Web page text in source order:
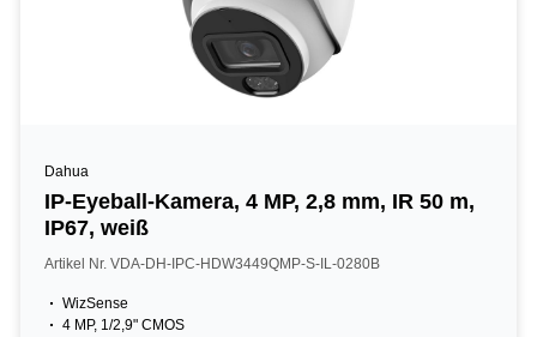
Dahua
IP-Eyeball-Kamera, 4 MP, 2,8 mm, IR 50 m,
IP67, weiß
Artikel Nr. VDA-DH-IPC-HDW3449QMP-S-IL-0280B
WizSense
4 MP, 1/2,9" CMOS